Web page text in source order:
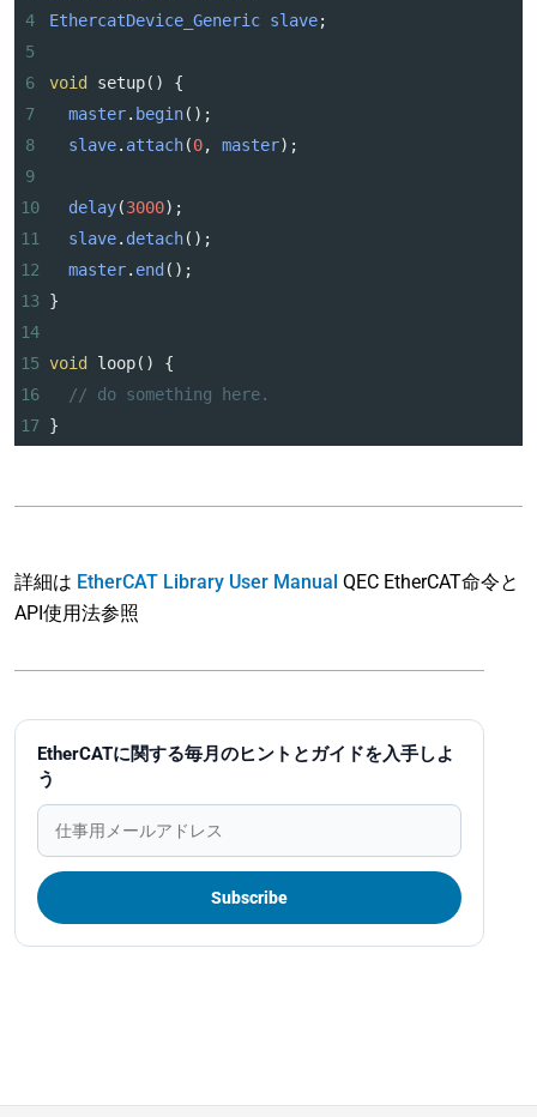
EtherCATに関する毎月のヒントとガイドを入手しよ
う
4
EthercatDevice_Generic slave;
5
6
void setup() {
7
master. begin();
8
slave. attach(0, master);
9
10
delay(3000);
11
slave. detach();
12
master. end ();
13
}
14
15 void loop() {
16
// do something here.
17 }
詳細は EtherCAT Library User Manual QEC EtherCAT命令と
API使用法参照